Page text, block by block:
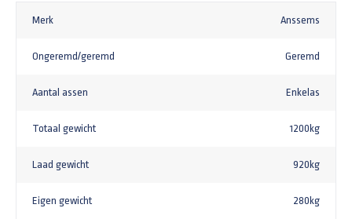
Merk Anssems
Ongeremd/geremd Geremd
Aantal assen Enkelas
Totaal gewicht 1200kg
Laad gewicht 920kg
Eigen gewicht 280kg